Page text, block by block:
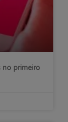
no primeiro